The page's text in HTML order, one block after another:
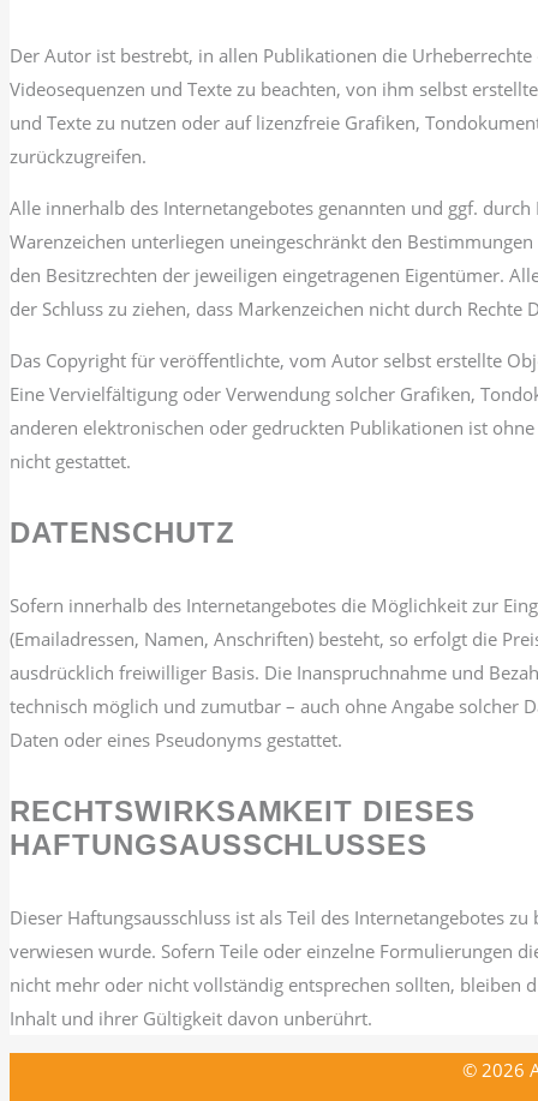
Der Autor ist bestrebt, in allen Publikationen die
Videosequenzen und Texte zu beachten, von ihm selbst
und Texte zu nutzen oder auf lizenzfreie Grafiken,
zurückzugreifen.
Alle innerhalb des Internetangebotes genannten und ggf.
Warenzeichen unterliegen uneingeschränkt den
den Besitzrechten der jeweiligen eingetragenen Eigentümer.
der Schluss zu ziehen, dass Markenzeichen nicht durch Rechte
Das Copyright für veröffentlichte, vom Autor selbst erstellte
Eine Vervielfältigung oder Verwendung solcher Grafiken,
anderen elektronischen oder gedruckten Publikationen ist
nicht gestattet.
DATENSCHUTZ
Sofern innerhalb des Internetangebotes die Möglichkeit zur
(Emailadressen, Namen, Anschriften) besteht, so erfolgt die
ausdrücklich freiwilliger Basis. Die Inanspruchnahme und
technisch möglich und zumutbar – auch ohne Angabe solcher
Daten oder eines Pseudonyms gestattet.
RECHTSWIRKSAMKEIT DIESES
HAFTUNGSAUSSCHLUSSES
Dieser Haftungsausschluss ist als Teil des Internetangebotes
verwiesen wurde. Sofern Teile oder einzelne Formulierungen
nicht mehr oder nicht vollständig entsprechen sollten, bleiben
Inhalt und ihrer Gültigkeit davon unberührt.
© 2026